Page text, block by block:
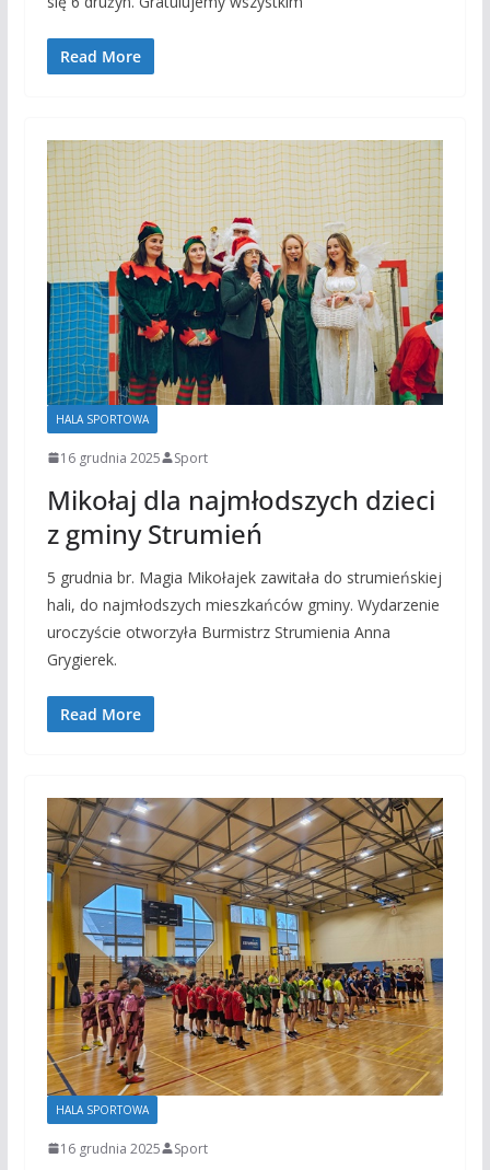
Read More
HALA SPORTOWA
16 grudnia 2025 Sport
Mikołaj dla najmłodszych dzieci
z gminy Strumień
5 grudnia br. Magia Mikołajek zawitała do strumieńskiej
hali, do najmłodszych mieszkańców gminy. Wydarzenie
uroczyście otworzyła Burmistrz Strumienia Anna
Grygierek.
Read More
HALA SPORTOWA
16 grudnia 2025 Sport